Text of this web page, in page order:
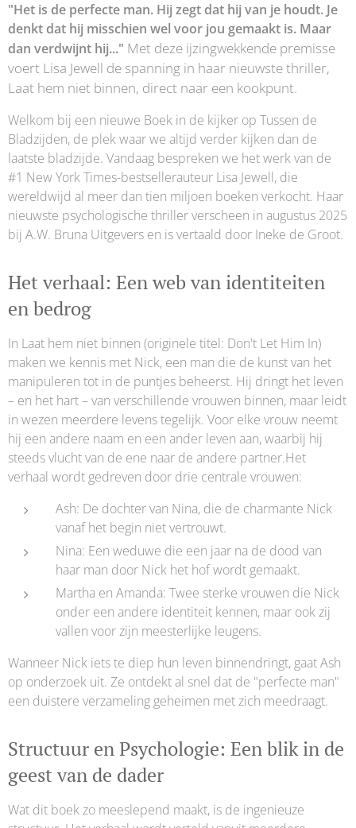
"Het is de perfecte man. Hij zegt dat hij van je houdt. Je
denkt dat hij misschien wel voor jou gemaakt is. Maar
dan verdwijnt hij..." Met deze ijzingwekkende premisse
voert Lisa Jewell de spanning in haar nieuwste thriller,
Laat hem niet binnen, direct naar een kookpunt.
Welkom bij een nieuwe Boek in de kijker op Tussen de
Bladzijden, de plek waar we altijd verder kijken dan de
laatste bladzijde. Vandaag bespreken we het werk van de
#1 New York Times-bestsellerauteur Lisa Jewell, die
wereldwijd al meer dan tien miljoen boeken verkocht. Haar
nieuwste psychologische thriller verscheen in augustus 2025
bij A.W. Bruna Uitgevers en is vertaald door Ineke de Groot.
Het verhaal: Een web van identiteiten
en bedrog
In Laat hem niet binnen (originele titel: Don't Let Him In)
maken we kennis met Nick, een man die de kunst van het
manipuleren tot in de puntjes beheerst. Hij dringt het leven
– en het hart – van verschillende vrouwen binnen, maar leidt
in wezen meerdere levens tegelijk. Voor elke vrouw neemt
hij een andere naam en een ander leven aan, waarbij hij
steeds vlucht van de ene naar de andere partner.Het
verhaal wordt gedreven door drie centrale vrouwen:
Ash: De dochter van Nina, die de charmante Nick
vanaf het begin niet vertrouwt.
Nina: Een weduwe die een jaar na de dood van
haar man door Nick het hof wordt gemaakt.
Martha en Amanda: Twee sterke vrouwen die Nick
onder een andere identiteit kennen, maar ook zij
vallen voor zijn meesterlijke leugens.
Wanneer Nick iets te diep hun leven binnendringt, gaat Ash
op onderzoek uit. Ze ontdekt al snel dat de "perfecte man"
een duistere verzameling geheimen met zich meedraagt.
Structuur en Psychologie: Een blik in de
geest van de dader
Wat dit boek zo meeslepend maakt, is de ingenieuze